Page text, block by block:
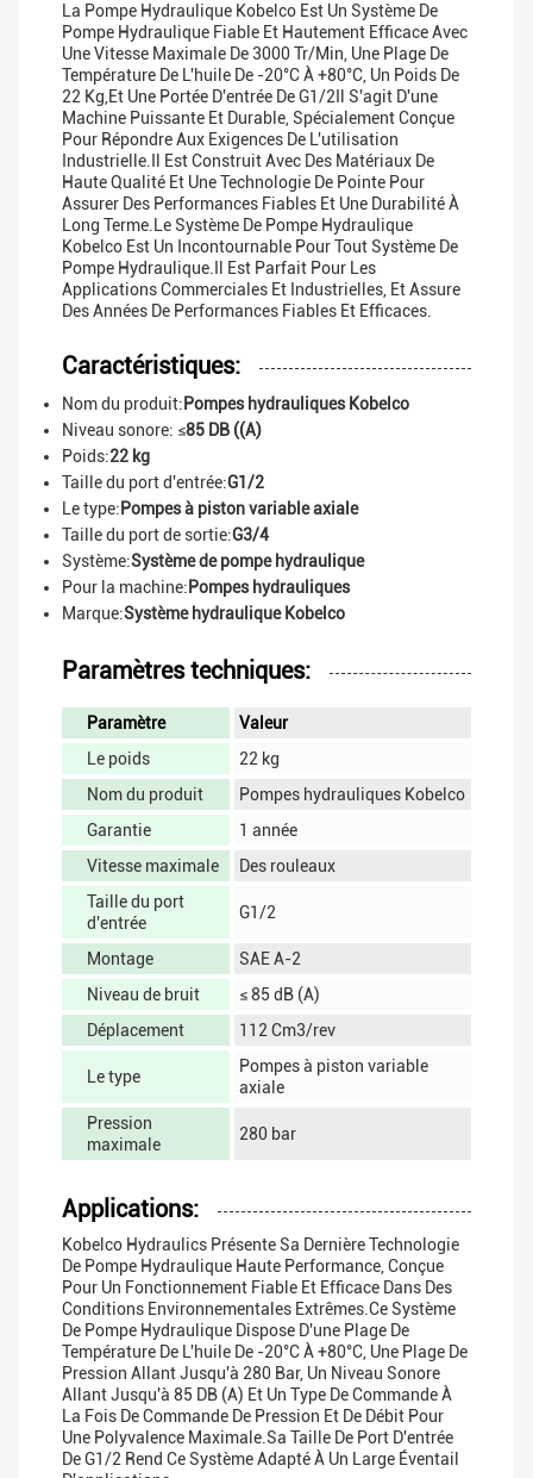
La Pompe Hydraulique Kobelco Est Un Système De
Pompe Hydraulique Fiable Et Hautement Efficace Avec
Une Vitesse Maximale De 3000 Tr/min, Une Plage De
Température De L'huile De -20°C À +80°C, Un Poids De
22 Kg,et Une Portée D'entrée De G1/2Il S'agit D'une
Machine Puissante Et Durable, Spécialement Conçue
Pour Répondre Aux Exigences De L'utilisation
Industrielle.Il Est Construit Avec Des Matériaux De
Haute Qualité Et Une Technologie De Pointe Pour
Assurer Des Performances Fiables Et Une Durabilité À
Long Terme.Le Système De Pompe Hydraulique
Kobelco Est Un Incontournable Pour Tout Système De
Pompe Hydraulique.Il Est Parfait Pour Les
Applications Commerciales Et Industrielles, Et Assure
Des Années De Performances Fiables Et Efficaces.
Caractéristiques:
Nom du produit: Pompes hydrauliques Kobelco
Niveau sonore: ≤85 DB ((A)
Poids:22 kg
Taille du port d'entrée:G1/2
Le type: Pompes à piston variable axiale
Taille du port de sortie:G3/4
Système:Système de pompe hydraulique
Pour la machine: Pompes hydrauliques
Marque:Système hydraulique Kobelco
Paramètres techniques:
Paramètre
Valeur
Le poids
22 kg
Nom du produit
Pompes hydrauliques Kobelco
Garantie
1 année
Vitesse maximale
Des rouleaux
Taille du port
d'entrée
G1/2
Montage
SAE A-2
Niveau de bruit
≤ 85 dB (A)
Déplacement
112 Cm3/rev
Le type
Pompes à piston variable
axiale
Pression
maximale
280 bar
Applications:
Kobelco Hydraulics Présente Sa Dernière Technologie
De Pompe Hydraulique Haute Performance, Conçue
Pour Un Fonctionnement Fiable Et Efficace Dans Des
Conditions Environnementales Extrêmes.Ce Système
De Pompe Hydraulique Dispose D'une Plage De
Température De L'huile De -20°C À +80°C, Une Plage De
Pression Allant Jusqu'à 280 Bar, Un Niveau Sonore
Allant Jusqu'à 85 DB (A) Et Un Type De Commande À
La Fois De Commande De Pression Et De Débit Pour
Une Polyvalence Maximale.Sa Taille De Port D'entrée
De G1/2 Rend Ce Système Adapté À Un Large Éventail